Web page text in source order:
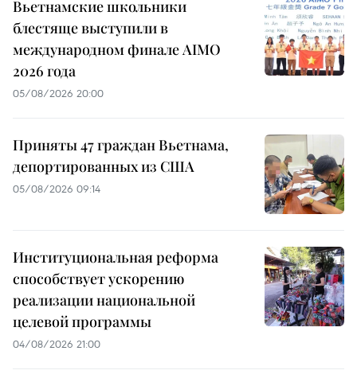
Вьетнамские школьники
блестяще выступили в
международном финале AIMO
2026 года
05/08/2026 20:00
Приняты 47 граждан Вьетнама,
депортированных из США
05/08/2026 09:14
Институциональная реформа
способствует ускорению
реализации национальной
целевой программы
04/08/2026 21:00